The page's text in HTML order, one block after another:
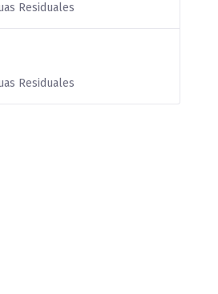
Residuales
Residuales